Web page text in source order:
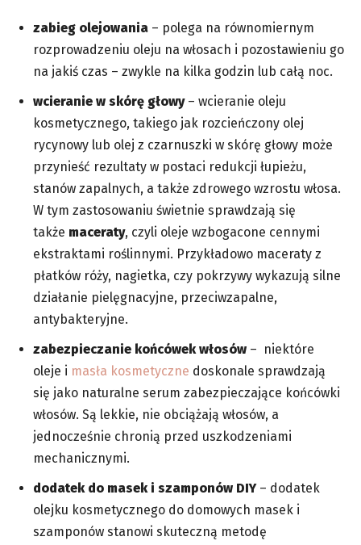
zabieg olejowania – polega na równomiernym
rozprowadzeniu oleju na włosach i pozostawieniu go
na jakiś czas – zwykle na kilka godzin lub całą noc.
wcieranie w skórę głowy– wcieranie oleju
kosmetycznego, takiego jak rozcieńczony olej
rycynowy lub olej z czarnuszki w skórę głowy może
przynieść rezultaty w postaci redukcji łupieżu,
stanów zapalnych, a także zdrowego wzrostu włosa.
W tym zastosowaniu świetnie sprawdzają się
także maceraty, czyli oleje wzbogacone cennymi
ekstraktami roślinnymi. Przykładowo maceraty z
płatków róży, nagietka, czy pokrzywy wykazują silne
działanie pielęgnacyjne, przeciwzapalne,
antybakteryjne.
zabezpieczanie końcówek włosów – niektóre
oleje i masła kosmetyczne doskonale sprawdzają
się jako naturalne serum zabezpieczające końcówki
włosów. Są lekkie, nie obciążają włosów, a
jednocześnie chronią przed uszkodzeniami
mechanicznymi.
dodatek do masek i szamponów DIY– dodatek
olejku kosmetycznego do domowych masek i
szamponów stanowi skuteczną metodę